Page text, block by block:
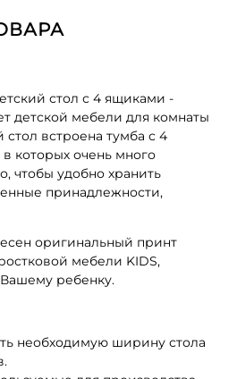
стол с 4 ящиками -
детской мебели для комнаты
встроена тумба с 4
которых очень много
чтобы удобно хранить
принадлежности,
оригинальный принт
мебели KIDS,
ребенку.
необходимую ширину стола